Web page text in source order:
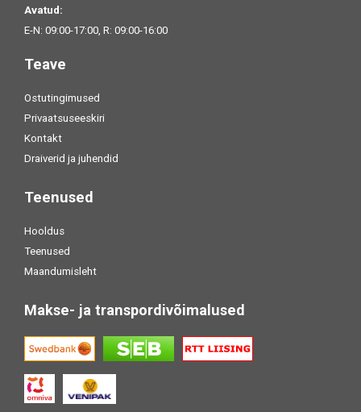
Avatud:
E-N: 09:00-17:00, R: 09:00-16:00
Teave
Ostutingimused
Privaatsuseeskiri
Kontakt
Draiverid ja juhendid
Teenused
Hooldus
Teenused
Maandumisleht
Makse- ja transpordivõimalused